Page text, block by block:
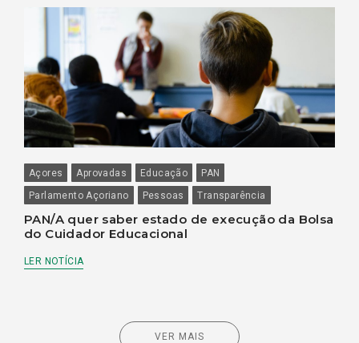
Açores Aprovadas Educação
PAN
Parlamento Açoriano
Pessoas Transparência
PAN/A quer saber estado de execução da Bolsa
do Cuidador Educacional
LER NOTÍCIA
VER MAIS